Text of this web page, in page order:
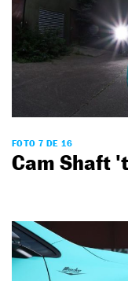
FOTO 7 DE 16
Cam Shaft